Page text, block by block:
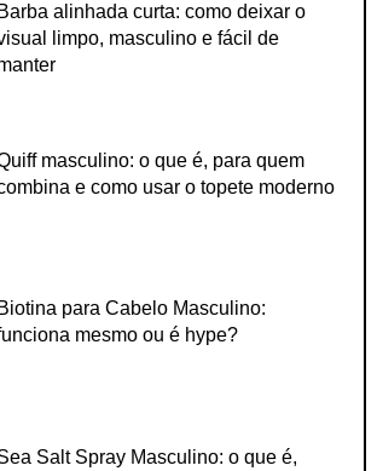
Barba alinhada curta: como deixar o
limpo, masculino e fácil de
masculino: o que é, para quem
e como usar o topete moderno
Biotina para Cabelo Masculino:
mesmo ou é hype?
Salt Spray Masculino: o que é,